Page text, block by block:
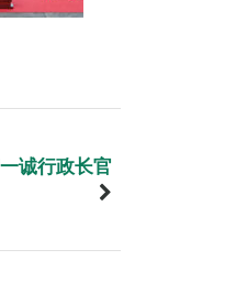
诚行政长官